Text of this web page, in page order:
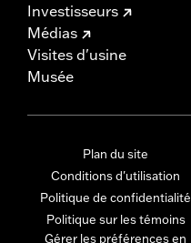
Investisseurs
Médias
Visites d'usine
Musée
Plan du site
Conditions d'utilisation
Politique de confidentialité
Politique sur les témoins
Gérer les préférences en